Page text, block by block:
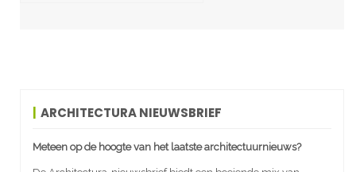
ARCHITECTURA NIEUWSBRIEF
Meteen op de hoogte van het laatste architectuurnieuws?